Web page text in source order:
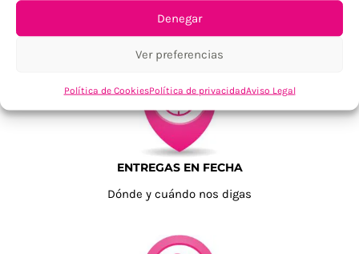
Denegar
Ver preferencias
Política de CookiesPolítica de privacidadAviso Legal
Tu confianza, nuestro objetivo
ENTREGAS EN FECHA
Dónde y cuándo nos digas